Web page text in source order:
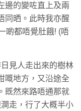
邊的變咗直上及兩
同晒。此時我亦醒
啲都唔覺肚餓! (唔
見人走出來的樹林
嘅地方，又沿途全
既然來路唔通那就
走，行了大概半小